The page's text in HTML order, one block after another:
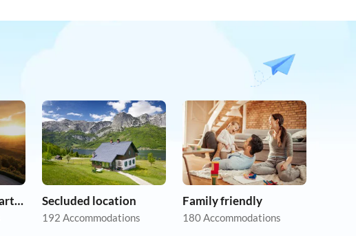
Cheap vacation apartments Secluded location
192 Accommodations
Family friendly
180 Accommodations